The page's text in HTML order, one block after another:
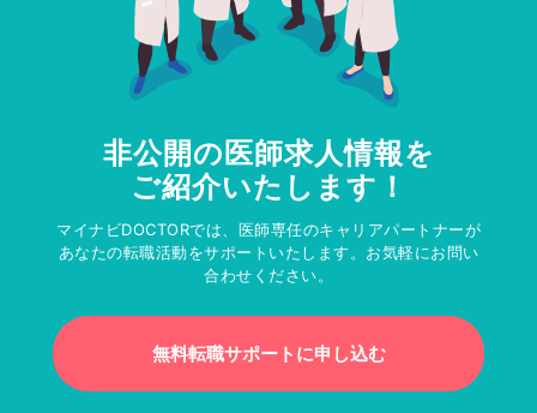
非公開の医師求人情報を
ご紹介いたします！
マイナビDOCTORでは、医師専任のキャリアパートナーが
あなたの転職活動をサポートいたします。お気軽にお問い
合わせください。
無料転職サポートに申し込む